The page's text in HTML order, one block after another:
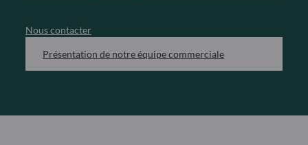
Nous contacter
Présentation de notre équipe commerciale